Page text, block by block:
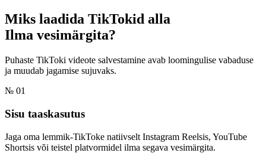
Miks laadida TikTokid alla
Ilma vesimärgita?
Puhaste TikToki videote salvestamine avab loomingulise vabaduse
ja muudab jagamise sujuvaks.
№ 01
Sisu taaskasutus
Jaga oma lemmik-TikToke natiivselt Instagram Reelsis, YouTube
Shortsis või teistel platvormidel ilma segava vesimärgita.